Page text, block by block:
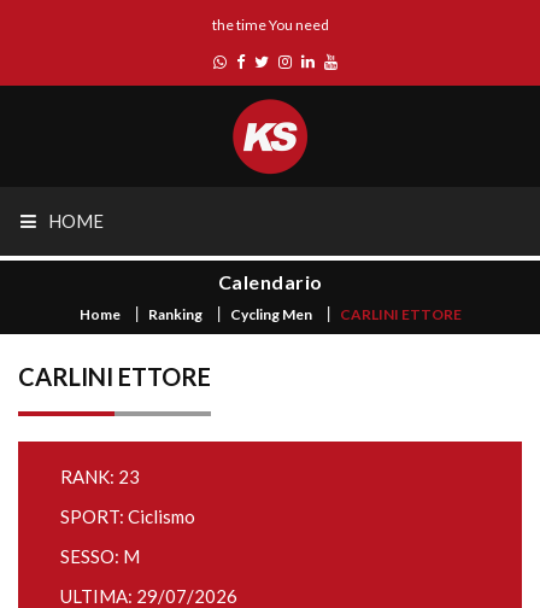
the time You need
HOME
Calendario
Home Ranking Cycling Men CARLINI ETTORE
CARLINI ETTORE
RANK: 23
SPORT: Ciclismo
SESSO: M
ULTIMA: 29/07/2026